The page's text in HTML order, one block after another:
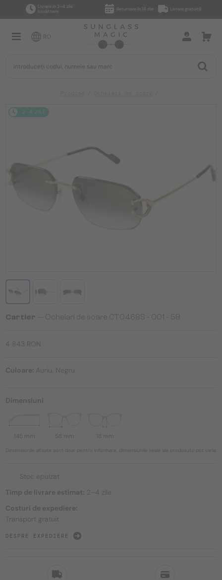
Livrare în 2–4 zile
lucrătoare
Returnare în 14 zile Livrare gratuită
RO
2-4 ZILE
Cartier — Ochelari de soare CT0468S - 001 - 58
4 843 RON
Culoare: Auriu, Negru
Dimensiuni
145 mm 58 mm 18 mm
Dimensiunile afișate sunt doar pentru informare, dimensiunile reale ale produsului pot varia.
Stoc epuizat
Timp de livrare estimat: 2–4 zile
Costuri de expediere:
Transport gratuit
DESPRE EXPEDIERE